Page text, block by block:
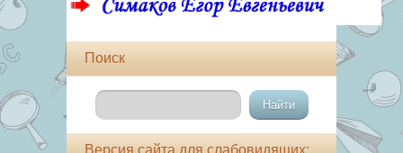
Поиск
Версия сайта для слабовидящих: